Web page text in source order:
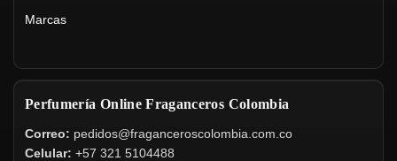
Marcas
Perfumería Online Fraganceros Colombia
Correo: pedidos@fraganceroscolombia.com.co
Celular: +57 321 5104488